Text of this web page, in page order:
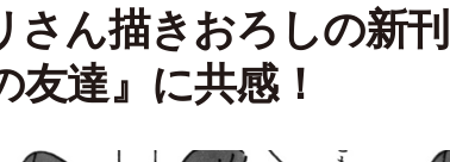
ん描きおろしの新刊
友達』に共感！